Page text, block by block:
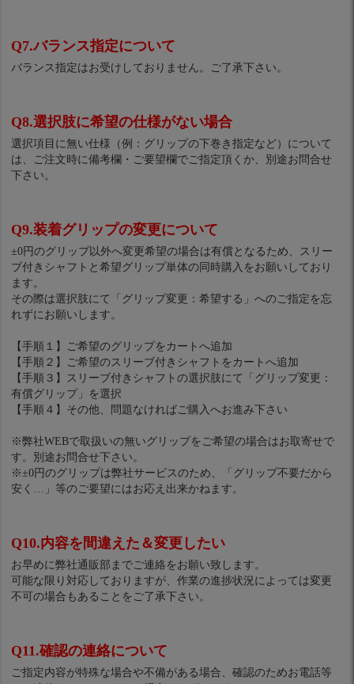
Q7.バランス指定について
バランス指定はお受けしておりません。ご了承下さい。
Q8.選択肢に希望の仕様がない場合
選択項目に無い仕様（例：グリップの下巻き指定など）について
は、ご注文時に備考欄・ご要望欄でご指定頂くか、別途お問合せ
下さい。
Q9.装着グリップの変更について
±0円のグリップ以外へ変更希望の場合は有償となるため、スリー
ブ付きシャフトと希望グリップ単体の同時購入をお願いしており
ます。
その際は選択肢にて「グリップ変更：希望する」へのご指定を忘
れずにお願いします。
【手順１】ご希望のグリップをカートへ追加
【手順２】ご希望のスリーブ付きシャフトをカートへ追加
【手順３】スリーブ付きシャフトの選択肢にて「グリップ変更：
有償グリップ」を選択
【手順４】その他、問題なければご購入へお進み下さい
※弊社WEBで取扱いの無いグリップをご希望の場合はお取寄せで
す。別途お問合せ下さい。
※±0円のグリップは弊社サービスのため、「グリップ不要だから
安く…」等のご要望にはお応え出来かねます。
Q10.内容を間違えた＆変更したい
お早めに弊社通販部までご連絡をお願い致します。
可能な限り対応しておりますが、作業の進捗状況によっては変更
不可の場合もあることをご了承下さい。
Q11.確認の連絡について
ご指定内容が特殊な場合や不備がある場合、確認のためお電話等